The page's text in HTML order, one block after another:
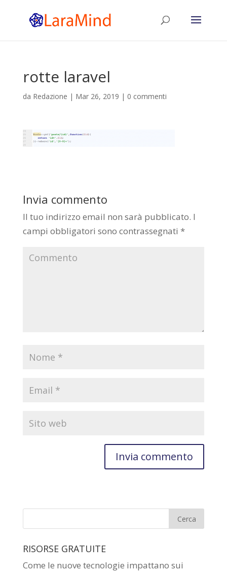
rotte laravel
da Redazione | Mar 26, 2019 | 0 commenti
Invia commento
Il tuo indirizzo email non sarà pubblicato. I
campi obbligatori sono contrassegnati *
RISORSE GRATUITE
Come le nuove tecnologie impattano sui